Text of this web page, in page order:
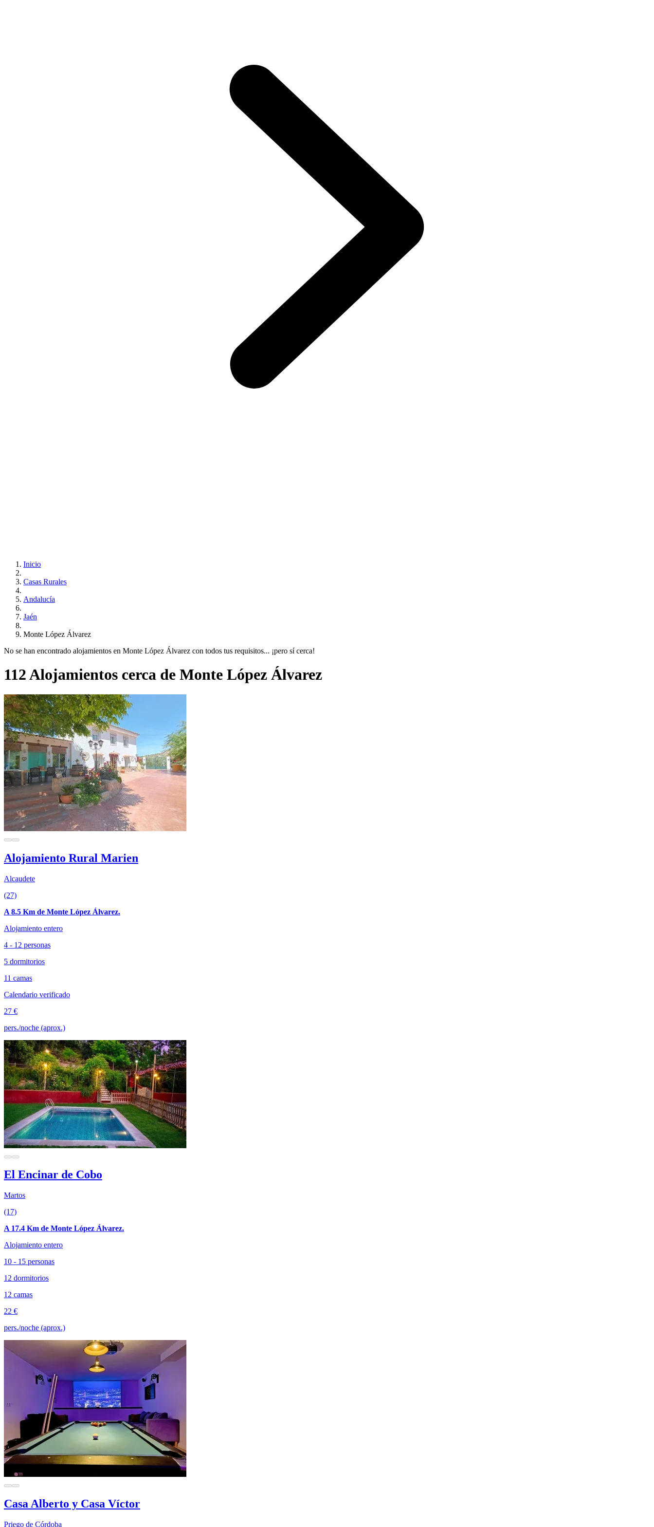
Inicio
Casas Rurales
Andalucía
Jaén
Monte López Álvarez
No se han encontrado alojamientos en Monte López Álvarez con todos tus requisitos... ¡pero sí cerca!
112 Alojamientos cerca de Monte López Álvarez
Alojamiento Rural Marien
Alcaudete
(27)
A 8.5 Km de Monte López Álvarez.
Alojamiento entero
4 - 12 personas
5 dormitorios
11 camas
Calendario verificado
27 €
pers./noche (aprox.)
El Encinar de Cobo
Martos
(17)
A 17.4 Km de Monte López Álvarez.
Alojamiento entero
10 - 15 personas
12 dormitorios
12 camas
22 €
pers./noche (aprox.)
Casa Alberto y Casa Víctor
Priego de Córdoba